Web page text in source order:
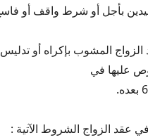
المشوب بإكراه أو تدليس
عليها في
عقد الزواج الشروط الآتية :